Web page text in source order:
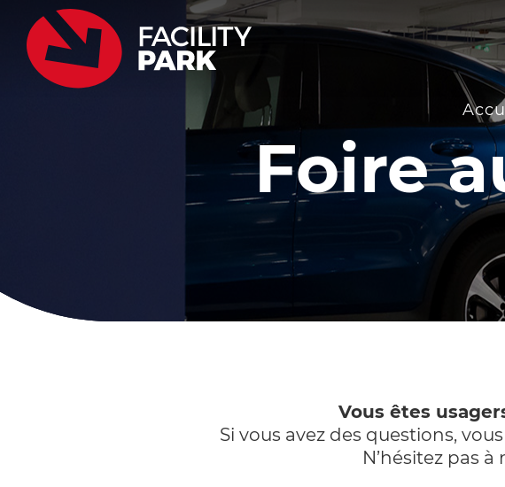
contenu
Foire
Vous êtes
Si vous avez des questions,
N’hésitez pas